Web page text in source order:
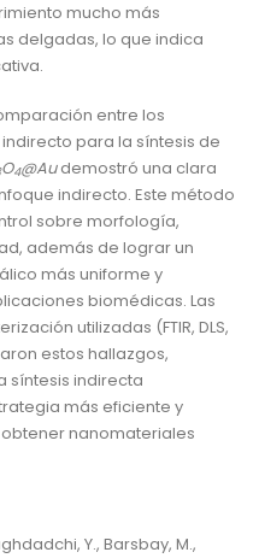
mucho más
delgadas, lo que indica
entre los
para la síntesis de
O4@Audemostró una clara
indirecto. Este método
sobre morfología,
además de lograr un
más uniforme y
biomédicas. Las
utilizadas (FTIR, DLS,
estos hallazgos,
síntesis indirecta
más eficiente y
nanomateriales
Y., Barsbay, M.,